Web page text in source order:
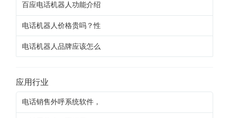
百应电话机器人功能介绍
电话机器人价格贵吗？性
电话机器人品牌应该怎么
应用行业
电话销售外呼系统软件，